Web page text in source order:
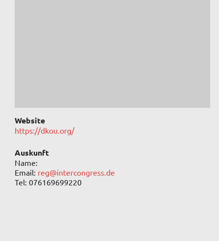
Website
https://dkou.org/
Auskunft
Name:
Email: reg@intercongress.de
Tel: 076169699220